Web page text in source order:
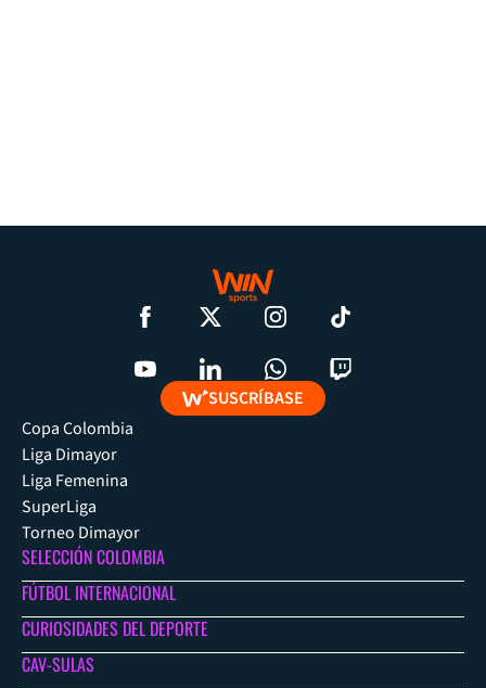
SUSCRÍBASE
Copa Colombia
Liga Dimayor
Liga Femenina
SuperLiga
Torneo Dimayor
SELECCIÓN COLOMBIA
FÚTBOL INTERNACIONAL
CURIOSIDADES DEL DEPORTE
CAV-SULAS